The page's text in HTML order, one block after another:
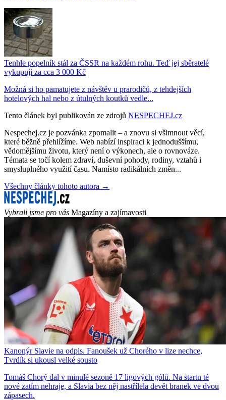
Tenhle popelník stál za ČSSR na každém rohu. Teď jej sběratelé
vykupují za cca 3 000 Kč
Možná si ho pamatujete z návštěv u prarodičů, z tehdejších
hotelových hal nebo z útulných koutků vedle...
Tento článek byl publikován ze zdrojů NESPECHEJ.cz
Nespechej.cz je pozvánka zpomalit – a znovu si všimnout věcí,
které běžně přehlížíme. Web nabízí inspiraci k jednoduššímu,
vědomějšímu životu, který není o výkonech, ale o rovnováze.
Témata se točí kolem zdraví, duševní pohody, rodiny, vztahů i
smysluplného využití času. Namísto radikálních změn...
Všechny články tohoto autora →
Vybrali jsme pro vás Magazíny a zajímavosti
Kanonýr Slavie na odpis. Fanoušek už Chorého v lize nechce,
Tvrdík si ukousl velké sousto
Tomáš Chorý dal v minulé sezoně 17 ligových gólů. Na startu té
nové zatím nehraje, a Slavia bez něj nastřílela devět branek ve dvou
zápasech.